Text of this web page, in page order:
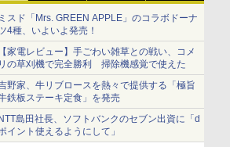
スド「Mrs. GREEN APPLE」のコラボドーナ
4種、いよいよ発売！
家電レビュー】手ごわい雑草との戦い、コメ
の草刈機で完全勝利 掃除機感覚で使えた
野家、牛リブロースを熱々で提供する「極旨
鉄板ステーキ定食」を発売
島田社長、ソフトバンクのセブン出資に「d
イント使えるようにして」